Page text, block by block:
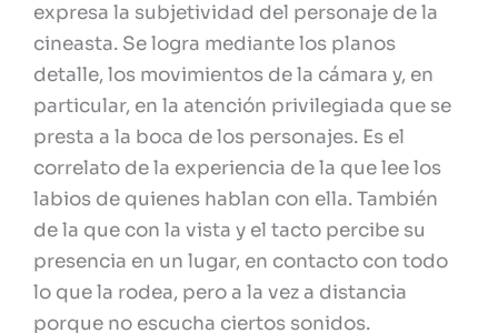
expresa la subjetividad del personaje de la
cineasta. Se logra mediante los planos
detalle, los movimientos de la cámara y, en
particular, en la atención privilegiada que se
presta a la boca de los personajes. Es el
correlato de la experiencia de la que lee los
labios de quienes hablan con ella. También
de la que con la vista y el tacto percibe su
presencia en un lugar, en contacto con todo
lo que la rodea, pero a la vez a distancia
porque no escucha ciertos sonidos.